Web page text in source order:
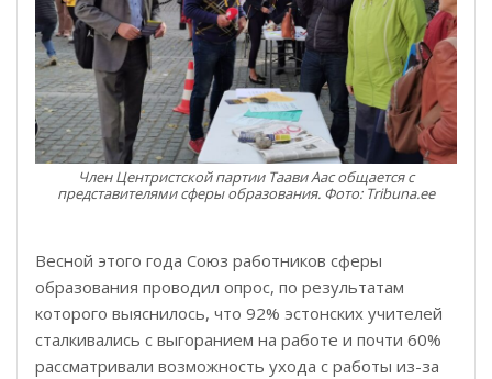
Член Центристской партии Таави Аас общается с
представителями сферы образования. Фото: Tribuna.ee
Весной этого года Союз работников сферы
образования проводил опрос, по результатам
которого выяснилось, что 92% эстонских учителей
сталкивались с выгоранием на работе и почти 60%
рассматривали возможность ухода с работы из-за